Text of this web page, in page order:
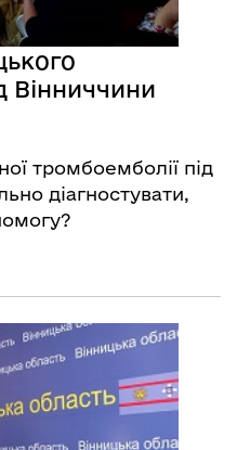
Вінниччини
тромбоемболії під
діагностувати,